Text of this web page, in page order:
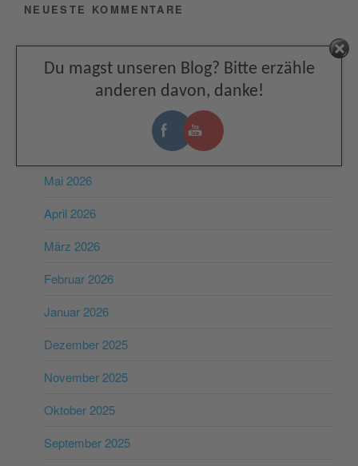
NEUESTE KOMMENTARE
ARCHIV
Mai 2026
April 2026
März 2026
Februar 2026
Januar 2026
Dezember 2025
November 2025
Oktober 2025
September 2025
Du magst unseren Blog? Bitte erzähle
anderen davon, danke!
Facebook